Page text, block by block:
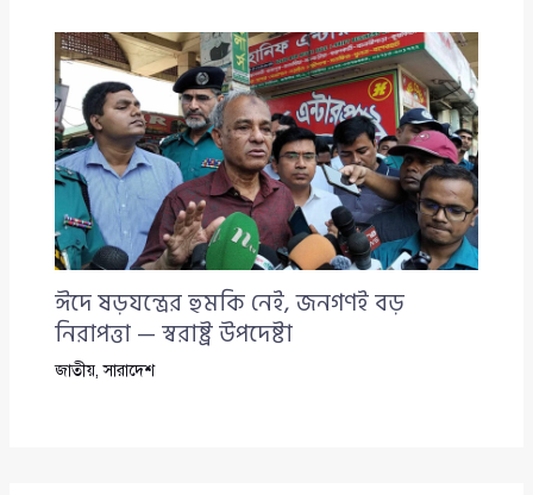
ঈদে ষড়যন্ত্রের হুমকি নেই, জনগণই বড়
নিরাপত্তা — স্বরাষ্ট্র উপদেষ্টা
জাতীয়,সারাদেশ